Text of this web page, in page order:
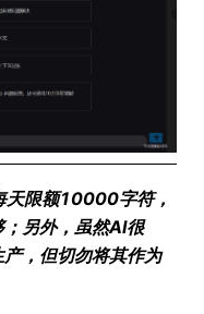
天限额10000字符，
另外，虽然AI很
，但切勿将其作为